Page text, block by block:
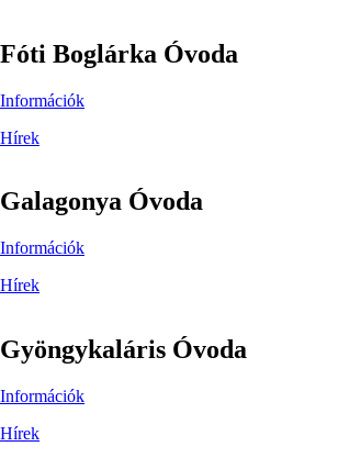
Fóti Boglárka Óvoda
Információk
Hírek
Galagonya Óvoda
Információk
Hírek
Gyöngykaláris Óvoda
Információk
Hírek